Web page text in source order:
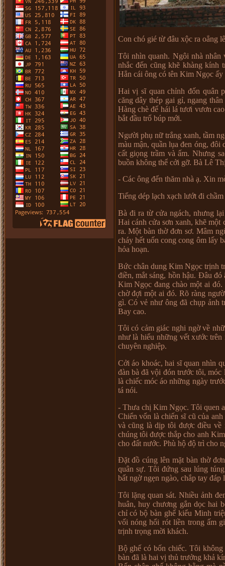
Con chó gié từđâu xộc ra oẳng
Tôi nhìn quanh. Ngôi nhà nhân
nhắc đến cũng khẽ khàng kính
Hẳn cái ông có tên Kim Ngọc ấy
Hai vị sĩ quan chỉnh đốn quân
căng dây thép gai gỉ, ngang thân
Hàng chè để hái lá tươi vươn
bắt đầu trổbúp mới.
Người phụ nữtrắng xanh, tầm
màu mận, quần lụa đen óng, đôi
cất giọng trầm vàấm. Nhưng
buồn không thểcởi gỡ. Bà Lê Th
- Các ông đến thăm nhà ạ. Xin m
Tiếng dép lạch xạch lướt đi chầm
Bà đi ra từcửa ngách, nhưng lại
Hai cánh cửa sơn xanh, khẽ một
ra. Một bàn thờđơn sơ. Mâm
cháy hết uốn cong cong ôm lấy
hỏa hoạn.
Bức chân dung Kim Ngọc trịnh
điền, mắt sáng, hồn hậu. Đâu đó
Kim Ngọc đang chào một ai
chờđợi một ai đó. Rõ ràng ngườ
gì. Có vẻ như ông đã chụp ảnh
Bay cao.
Tôi có cảm giác nghi ngờvề nhữ
nhưlà hiểu những vết xước trên
chuyên nghiệp.
Cởi áo khoác, hai sĩ quan nhìn
đàn bà đã vội đón trước tôi, móc
là chiếc móc áo những ngày trướ
tá nói.
- Thưa chị Kim Ngọc. Tôi quen
Chiển vốn là chiến sĩ cũ của anh
và cũng là dịp tôi được điều về
chúng tôi được thắp cho anh
cho đất nước. Phù hộđộtrì cho
Đặt đồ cúng lên mặt bàn thờđơ
quân sự. Tôi đứng sau lúng
bất ngờngẹn ngào, chắp tay đáp l
Tôi lặng quan sát. Nhiều ảnh
huân, huy chương gắn dọc hai
chỉcó bộ bàn ghế kiểu Minh triệ
vối nóng hổi rót liền trongấm gi
trịnh trọng mời khách.
Bộghế có bốn chiếc. Tôi không
bàn đã là hai vị thủ trưởng khả